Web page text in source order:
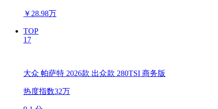
￥ 28.98万
TOP
17
大众 帕萨特 2026款 出众款 280TSI 商务版
热度指数32万